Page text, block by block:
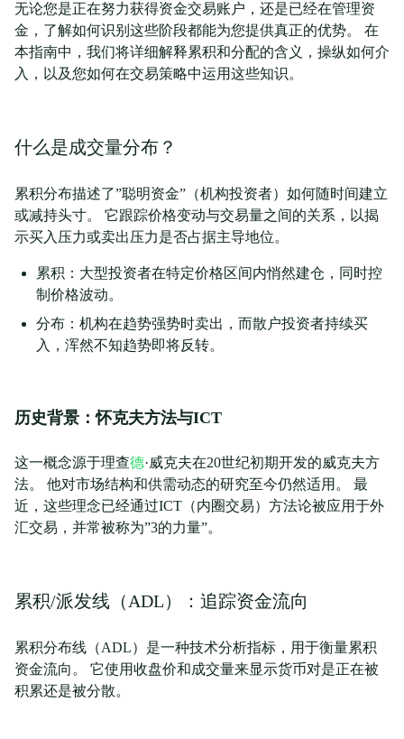
无论您是正在努力获得资金交易账户，还是已经在管理资
金，了解如何识别这些阶段都能为您提供真正的优势。 在
本指南中，我们将详细解释累积和分配的含义，操纵如何介
入，以及您如何在交易策略中运用这些知识。
什么是成交量分布？
累积分布描述了”聪明资金”（机构投资者）如何随时间建立
或减持头寸。 它跟踪价格变动与交易量之间的关系，以揭
示买入压力或卖出压力是否占据主导地位。
累积：大型投资者在特定价格区间内悄然建仓，同时控
制价格波动。
分布：机构在趋势强势时卖出，而散户投资者持续买
入，浑然不知趋势即将反转。
历史背景：怀克夫方法与ICT
这一概念源于理查德·威克夫在20世纪初期开发的威克夫方
法。 他对市场结构和供需动态的研究至今仍然适用。 最
近，这些理念已经通过ICT（内圈交易）方法论被应用于外
汇交易，并常被称为”3的力量”。
累积/派发线（ADL）：追踪资金流向
累积分布线（ADL）是一种技术分析指标，用于衡量累积
资金流向。 它使用收盘价和成交量来显示货币对是正在被
积累还是被分散。